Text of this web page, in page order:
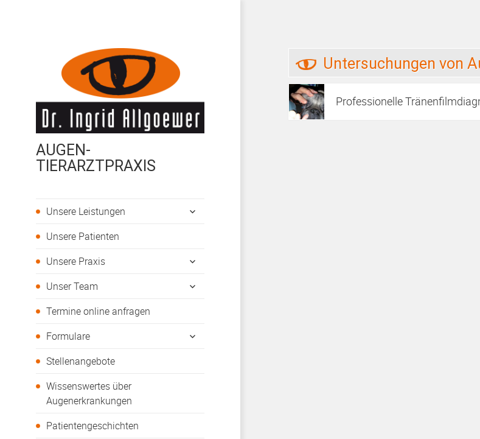
AUGEN-
TIERARZTPRAXIS
Unsere Leistungen
untermenü
Unsere Patienten
Unsere Praxis
untermenü
Unser Team
untermenü
Termine online anfragen
Formulare
untermenü
Stellenangebote
Wissenswertes über
Augenerkrankungen
Patientengeschichten
Untersuchungen von
Professionelle